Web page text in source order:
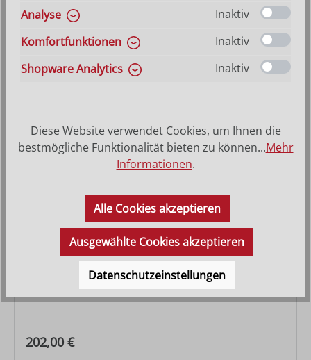
Familienstall Artis
Regulärer Preis:
55,00 €
Stall Artis gemauert mit Licht
Regulärer Preis:
202,00 €
Analyse
Inaktiv
Komfortfunktionen
Inaktiv
Shopware Analytics
Inaktiv
Diese Website verwendet Cookies, um Ihnen die
bestmögliche Funktionalität bieten zu können...Mehr
Informationen.
Alle Cookies akzeptieren
Ausgewählte Cookies akzeptieren
Datenschutzeinstellungen